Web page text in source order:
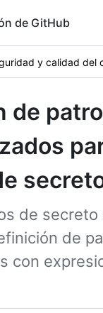
de GitHub
y calidad del
de
de secreto
de
con